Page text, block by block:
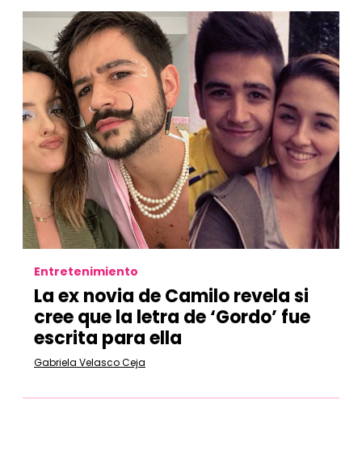
Entretenimiento
La ex novia de Camilo revela si
cree que la letra de ‘Gordo’ fue
escrita para ella
Gabriela Velasco Ceja